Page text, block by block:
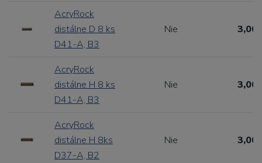
AcryRock
distálne D 8 ks
D41-A, B3
Nie 3,00
AcryRock
distálne H 8 ks
D41-A, B3
Nie 3,00
AcryRock
distálne H 8ks
D37-A, B2
Nie 3,00